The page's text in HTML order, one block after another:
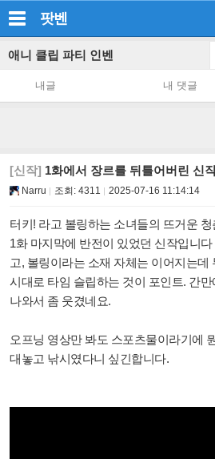
팟벤
애니 클립 파티 인벤
내글 내 댓글
[신작] 1화에서 장르를 뒤틀어버린 신
Narru 조회: 4311 2025-07-16 11:14:14
터키! 라고 볼링하는 소녀들의 뜨거운
1화 마지막에 반전이 있었던 신작입니
고, 볼링이라는 소재 자체는 이어지는데
시대로 타임 슬립하는 것이 포인트. 간만
나와서 좀 웃겼네요.
오프닝 영상만 봐도 스포츠물이라기에
대놓고 낚시였다니 싶긴합니다.